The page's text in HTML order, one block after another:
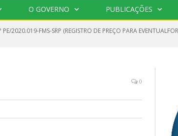
O GOVERNO PUBLICAÇÕES
PE/2020.019-FMS-SRP (REGISTRO DE PREÇO PARA
0